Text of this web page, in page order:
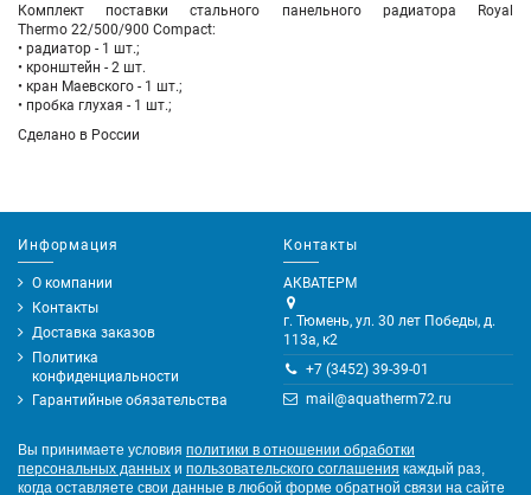
Комплект поставки стального панельного радиатора Royal
Thermo 22/500/900 Compact:
• радиатор - 1 шт.;
• кронштейн - 2 шт.
• кран Маевского - 1 шт.;
• пробка глухая - 1 шт.;
Сделано в России
Информация
О компании
Контакты
Доставка заказов
Политика
конфиденциальности
Гарантийные обязательства
Контакты
АКВАТЕРМ
г. Тюмень, ул. 30 лет Победы, д.
113а, к2
+7 (3452) 39-39-01
mail@aquatherm72.ru
Вы принимаете условия политики в отношении обработки
персональных данных и пользовательского соглашения каждый раз,
когда оставляете свои данные в любой форме обратной связи на сайте